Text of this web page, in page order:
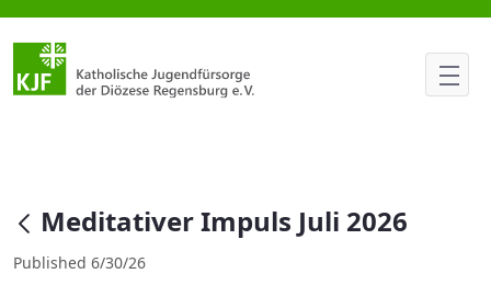
Meditativer Impuls Juli 2026
null
Meditativer Impuls Juli 2026
Published 6/30/26